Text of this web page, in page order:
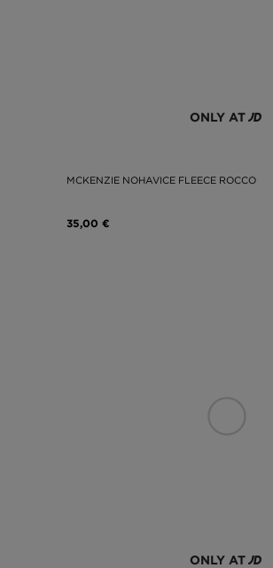
ONLY AT
MCKENZIE NOHAVICE FLEECE ROCCO
35,00 €
ONLY AT